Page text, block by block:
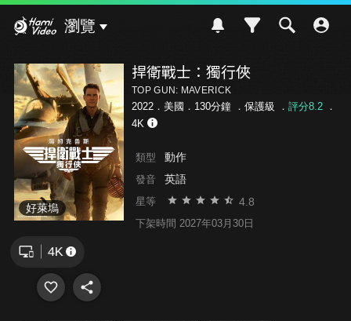
瀏覽
好萊塢
捍衛戰士：獨行俠
TOP GUN: MAVERICK
2022．美國．130分鐘 ． 保護級 ． 評分8.2．
4K
類型 動作
發音 英語
星等 4.8
下架時間 2027年03月30日